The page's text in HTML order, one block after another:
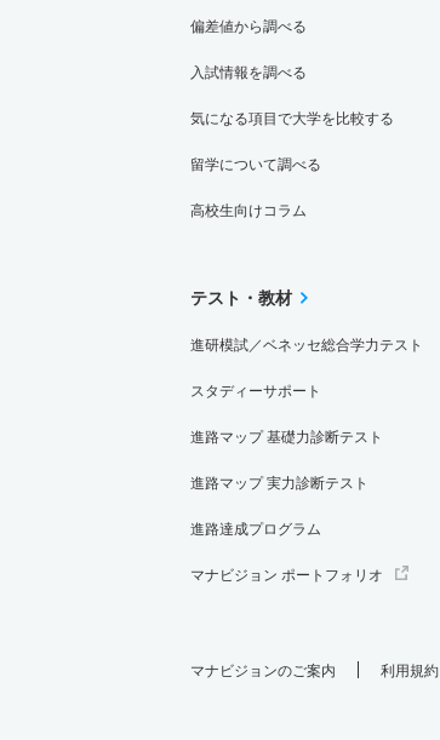
偏差値から調べる
入試情報を調べる
気になる項目で大学を比較する
留学について調べる
高校生向けコラム
テスト・教材
進研模試／ベネッセ総合学力テスト
スタディーサポート
進路マップ 基礎力診断テスト
進路マップ 実力診断テスト
進路達成プログラム
マナビジョン ポートフォリオ
マナビジョンのご案内 利用規約